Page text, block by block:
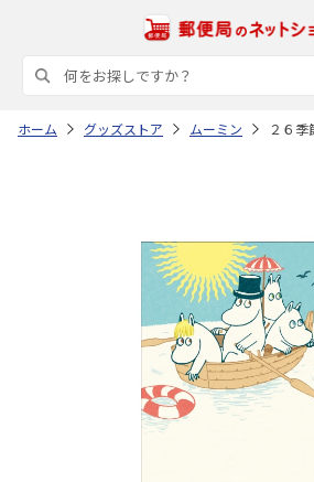
ホーム グッズストア ムーミン ２６